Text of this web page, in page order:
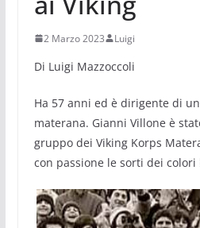
2 Marzo 2023 Luigi
Di Luigi Mazzoccoli
Ha 57 anni ed è dirigente di
materana. Gianni Villone è
gruppo dei Viking Korps
con passione le sorti dei